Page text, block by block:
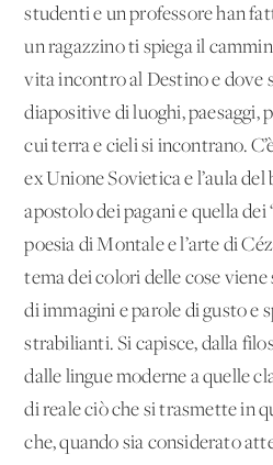
studenti e un professore han
un ragazzino ti spiega il
vita incontro al Destino e dove
diapositive di luoghi, paesaggi,
cui terra e cieli si incontrano.
ex Unione Sovietica e l’aula del
apostolo dei pagani e quella dei
poesia di Montale e l’arte di
tema dei colori delle cose
di immagini e parole di gusto e
strabilianti. Si capisce, dalla
dalle lingue moderne a quelle
di reale ciò che si trasmette in
che, quando sia considerato